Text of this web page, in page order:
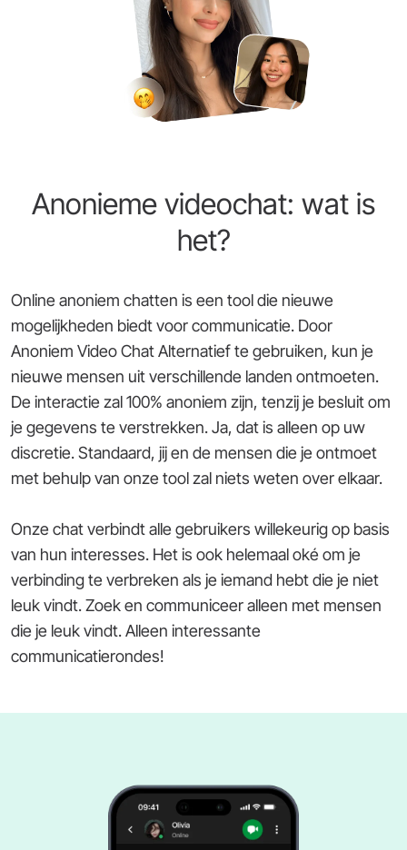
Anonieme videochat: wat is
het?
Online anoniem chatten is een tool die nieuwe
mogelijkheden biedt voor communicatie. Door
Anoniem Video Chat Alternatief te gebruiken, kun je
nieuwe mensen uit verschillende landen ontmoeten.
De interactie zal 100% anoniem zijn, tenzij je besluit om
je gegevens te verstrekken. Ja, dat is alleen op uw
discretie. Standaard, jij en de mensen die je ontmoet
met behulp van onze tool zal niets weten over elkaar.
Onze chat verbindt alle gebruikers willekeurig op basis
van hun interesses. Het is ook helemaal oké om je
verbinding te verbreken als je iemand hebt die je niet
leuk vindt. Zoek en communiceer alleen met mensen
die je leuk vindt. Alleen interessante
communicatierondes!